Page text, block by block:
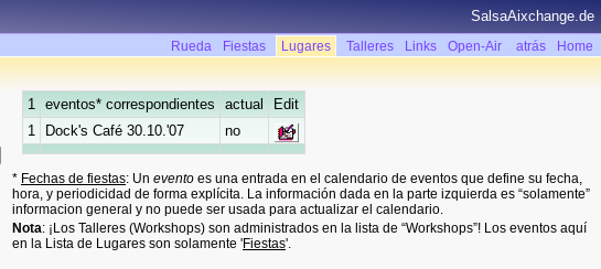
SalsaAixchange.de
Rueda Fiestas Lugares Talleres Links Open-Air atrás Home
1 eventos* correspondientes actual
Edit
1
Dock's Café 30.10.'07 no
* Fechas de fiestas: Un evento es una entrada en el calendario de eventos que define su fecha,
hora, y periodicidad de forma explícita. La información dada en la parte izquierda es “solamente”
informacion general y no puede ser usada para actualizar el calendario.
Nota: ¡Los Talleres (Workshops) son administrados en la lista de “Workshops”! Los eventos aquí
en la Lista de Lugares son solamente 'Fiestas'.